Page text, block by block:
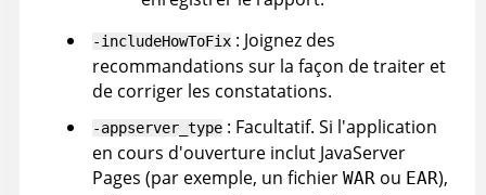
-includeHowToFix : Joignez des
recommandations sur la façon de traiter et
de corriger les constatations.
-appserver_type : Facultatif. Si l'application
en cours d'ouverture inclut JavaServer
Pages (par exemple, un fichier WAR ou EAR),